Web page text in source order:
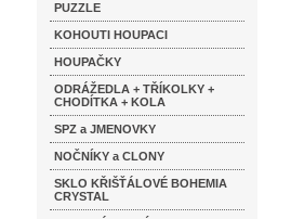
PUZZLE
KOHOUTI HOUPACI
HOUPAČKY
ODRÁŽEDLA + TŘÍKOLKY +
CHODÍTKA + KOLA
SPZ a JMENOVKY
NOČNÍKY a CLONY
SKLO KŘIŠŤÁLOVÉ BOHEMIA
CRYSTAL